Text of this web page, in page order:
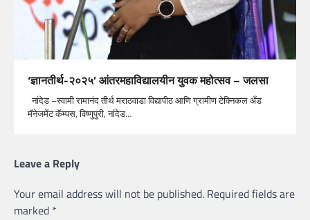
‘ज्ञानतीर्थ-२०२५’ आंतरमहाविद्यालयीन युवक महोत्सव – जलसा
नांदेड –स्वामी रामानंद तीर्थ मराठवाडा विद्यापीठ आणि ग्रामीण टेक्निकल अँड
मॅनेजमेंट कॅम्पस, विष्णुपुरी, नांदेड…
Leave a Reply
Your email address will not be published. Required fields are
marked *